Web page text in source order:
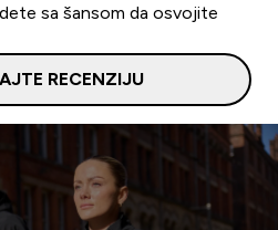
sa šansom da osvojite
RECENZIJU